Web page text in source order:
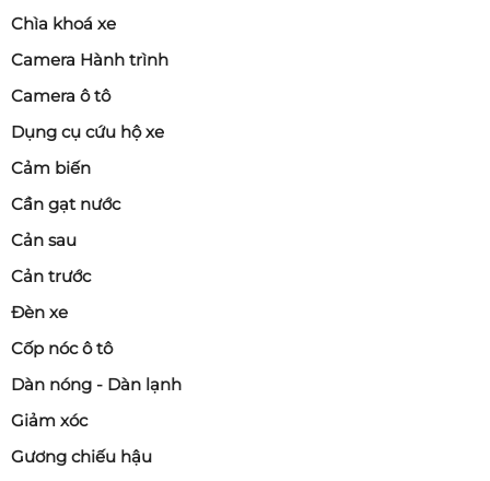
Chìa khoá xe
Camera Hành trình
Camera ô tô
Dụng cụ cứu hộ xe
Cảm biến
Cần gạt nước
Cản sau
Cản trước
Đèn xe
Cốp nóc ô tô
Dàn nóng - Dàn lạnh
Giảm xóc
Gương chiếu hậu